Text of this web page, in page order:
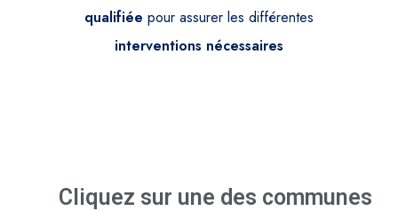
qualifiée pour assurer les différentes
interventions nécessaires
Cliquez sur une des communes